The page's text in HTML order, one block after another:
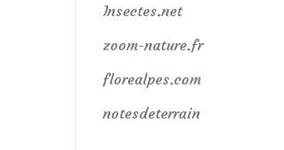
Insectes.net
zoom-nature.fr
florealpes.com
notesdeterrain